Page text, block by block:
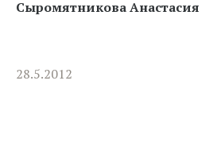
Сыромятникова Анастасия
28.5.2012